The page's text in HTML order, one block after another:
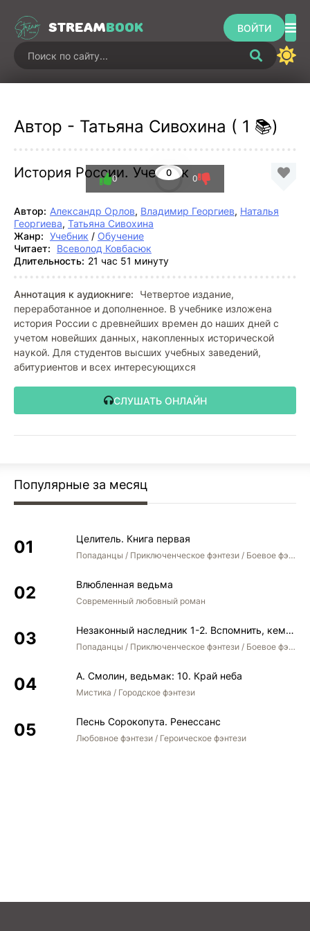
STREAMBOOK ВОЙТИ
Автор - Татьяна Сивохина ( 1 📚)
История России. Учебник
0
0 0
Автор: Александр Орлов, Владимир Георгиев, Наталья
Георгиева, Татьяна Сивохина
Жанр: Учебник / Обучение
Читает:
Всеволод Ковбасюк
Длительность: 21 час 51 минуту
Аннотация к аудиокниге:
Четвертое издание,
переработанное и дополненное. В учебнике изложена
история России с древнейших времен до наших дней с
учетом новейших данных, накопленных исторической
наукой. Для студентов высших учебных заведений,
абитуриентов и всех интересующихся
СЛУШАТЬ ОНЛАЙН
Популярные за месяц
Целитель. Книга первая
Попаданцы / Приключенческое фэнтези / Боевое фэнтези
Влюбленная ведьма
Современный любовный роман
Незаконный наследник 1-2. Вспомнить, кем был. Стать собой. Остаться собой
Попаданцы / Приключенческое фэнтези / Боевое фэнтези / Юмористическое фэнтези
А. Смолин, ведьмак: 10. Край неба
Мистика / Городское фэнтези
Песнь Сорокопута. Ренессанс
Любовное фэнтези / Героическое фэнтези